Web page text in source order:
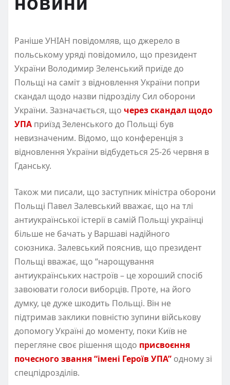
Раніше УНІАН повідомляв, що джерело в
польському уряді повідомило, що президент
України Володимир Зеленський приїде до
Польщі на саміт з відновлення України попри
скандал щодо назви підрозділу Сил оборони
України. Зазначається, що через скандал щодо
УПА приїзд Зеленського до Польщі був
невизначеним. Відомо, що конференція з
відновлення України відбудеться 25-26 червня в
Гданську.
Також ми писали, що заступник міністра оборони
Польщі Павел Залевський вважає, що на тлі
антиукраїнської істерії в самій Польщі українці
більше не бачать у Варшаві надійного
союзника. Залевський пояснив, що президент
Польщі вважає, що “нарощування
антиукраїнських настроїв – це хороший спосіб
завоювати голоси виборців. Проте, на його
думку, це дуже шкодить Польщі. Він не
підтримав заклики повністю зупини військову
допомогу Україні до моменту, поки Київ не
перегляне своє рішення щодо присвоєння
почесного звання “імені Героїв УПА” одному зі
спецпідрозділів.